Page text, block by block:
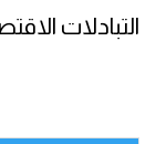
التبادلات